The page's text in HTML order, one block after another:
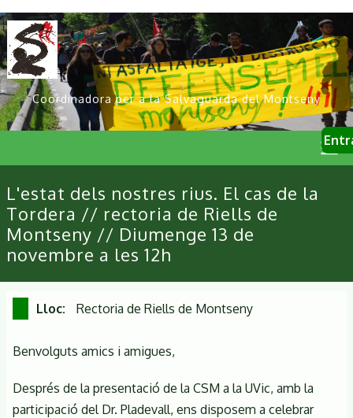
Vés
al
contingut
Coordinadora per a la Salvaguarda del Montseny
User
Primary
links
L'estat dels nostres rius. El cas de la
Tordera // rectoria de Riells de
Montseny // Diumenge 13 de
novembre a les 12h
Lloc Rectoria de Riells de Montseny
Benvolguts amics i amigues,
Després de la presentació de la CSM a la UVic, amb la
participació del Dr. Pladevall, ens disposem a celebrar